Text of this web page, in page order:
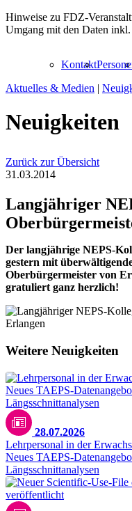
Hinweise zu FDZ-
Umgang mit den Daten
Kontakt
Aktuelles & Medien |
Neuigkeiten
Zurück zur Übersicht
31.03.2014
Langjähriger
Der langjährige NEPS-
gestern mit
Oberbürgermeister von
gratuliert ganz herzlich!
Weitere Neuigkeiten
28.07.2026
Lehrpersonal in der
Neues TAEPS-
Längsschnittanalysen